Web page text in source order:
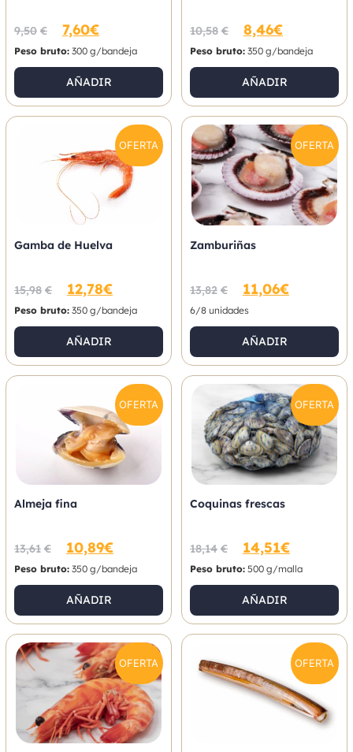
9,50 € 7,60€
Peso bruto: 300 g/bandeja
AÑADIR
10,58 € 8,46€
Peso bruto: 350 g/bandeja
AÑADIR
OFERTA
Gamba de Huelva
15,98 € 12,78€
Peso bruto: 350 g/bandeja
AÑADIR
OFERTA
Zamburiñas
13,82 € 11,06€
6/8 unidades
AÑADIR
OFERTA
Almeja fina
13,61 € 10,89€
Peso bruto: 350 g/bandeja
AÑADIR
OFERTA
Coquinas frescas
18,14 € 14,51€
Peso bruto: 500 g/malla
AÑADIR
OFERTA OFERTA